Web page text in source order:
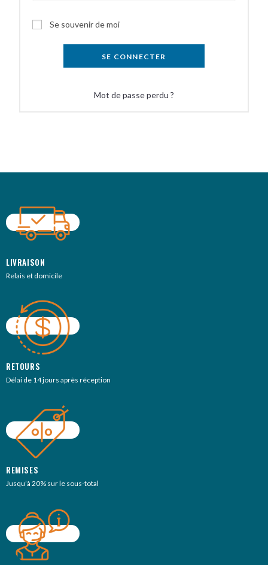
Se souvenir de moi
SE CONNECTER
Mot de passe perdu ?
LIVRAISON
Relais et domicile
RETOURS
Délai de 14 jours après réception
REMISES
Jusqu’à 20% sur le sous-total